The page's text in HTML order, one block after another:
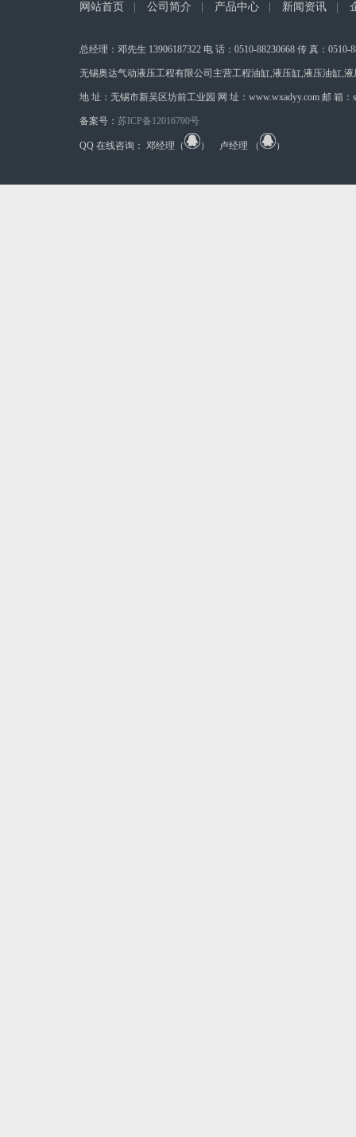
网站首页 公司简介 产品中心 新闻资讯
总经理：邓先生 13906187322 电 话：0510-88230668 传 真：0510-
无锡奥达气动液压工程有限公司主营工程油缸,液压缸,液压油缸,
地 址：无锡市新吴区坊前工业园 网 址：www.wxadyy.com 邮 箱：
备案号： 苏ICP备12016790号
QQ 在线咨询： 邓经理（ ） 卢经理 （ ）